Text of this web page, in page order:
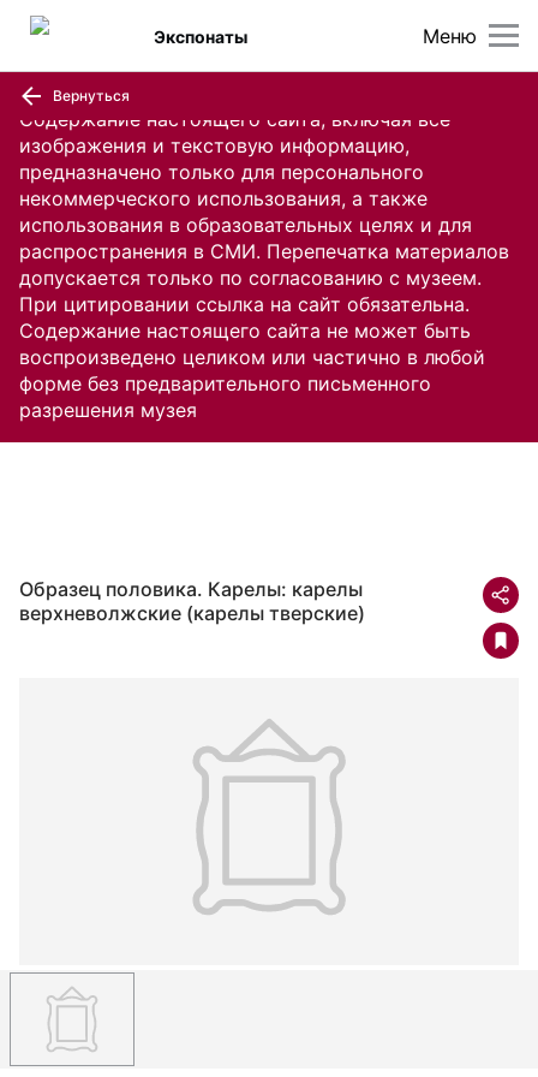
Содержание настоящего сайта, включая все
изображения и текстовую информацию,
предназначено только для персонального
некоммерческого использования, а также
использования в образовательных целях и для
распространения в СМИ. Перепечатка материалов
допускается только по согласованию с музеем.
При цитировании ссылка на сайт обязательна.
Содержание настоящего сайта не может быть
воспроизведено целиком или частично в любой
форме без предварительного письменного
разрешения музея
Меню
Экспонаты
Вернуться
Образец половика. Карелы: карелы
верхневолжские (карелы тверские)